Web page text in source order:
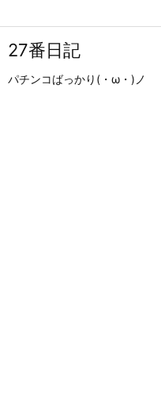
27番日記
パチンコばっかり(・ω・)ノ